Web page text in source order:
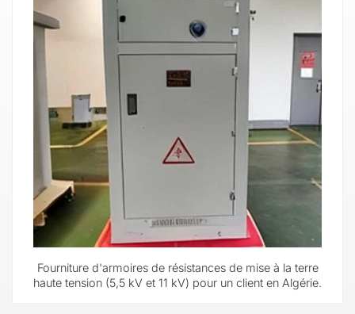
Fourniture d'armoires de résistances de mise à la terre
haute tension (5,5 kV et 11 kV) pour un client en Algérie.